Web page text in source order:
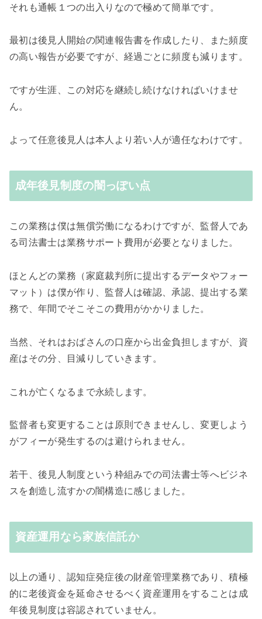
それも通帳１つの出入りなので極めて簡単です。
最初は後見人開始の関連報告書を作成したり、また頻度
の高い報告が必要ですが、経過ごとに頻度も減ります。
ですが生涯、この対応を継続し続けなければいけませ
ん。
よって任意後見人は本人より若い人が適任なわけです。
成年後見制度の闇っぽい点
この業務は僕は無償労働になるわけですが、監督人であ
る司法書士は業務サポート費用が必要となりました。
ほとんどの業務（家庭裁判所に提出するデータやフォー
マット）は僕が作り、監督人は確認、承認、提出する業
務で、年間でそこそこの費用がかかりました。
当然、それはおばさんの口座から出金負担しますが、資
産はその分、目減りしていきます。
これが亡くなるまで永続します。
監督者も変更することは原則できませんし、変更しよう
がフィーが発生するのは避けられません。
若干、後見人制度という枠組みでの司法書士等へビジネ
スを創造し流すかの闇構造に感じました。
資産運用なら家族信託か
以上の通り、認知症発症後の財産管理業務であり、積極
的に老後資金を延命させるべく資産運用をすることは成
年後見制度は容認されていません。